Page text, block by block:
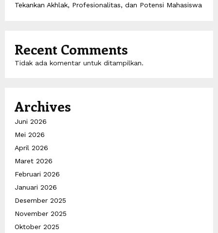
Tekankan Akhlak, Profesionalitas, dan Potensi Mahasiswa
Recent Comments
Tidak ada komentar untuk ditampilkan.
Archives
Juni 2026
Mei 2026
April 2026
Maret 2026
Februari 2026
Januari 2026
Desember 2025
November 2025
Oktober 2025